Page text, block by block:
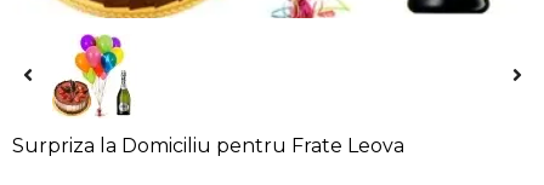
Surpriza la Domiciliu pentru Frate Leova